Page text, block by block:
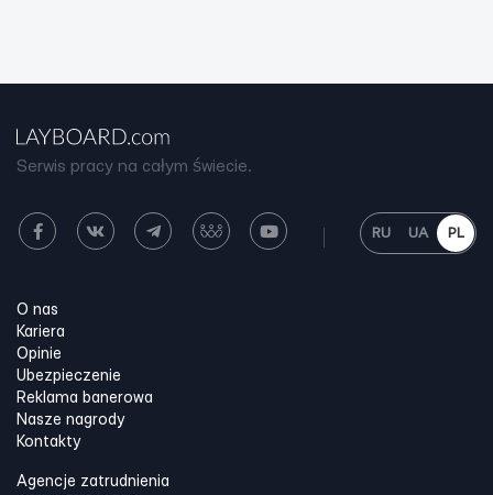
Serwis pracy na całym świecie.
RU UA PL
O nas
Kariera
Opinie
Ubezpieczenie
Reklama banerowa
Nasze nagrody
Kontakty
Agencje zatrudnienia